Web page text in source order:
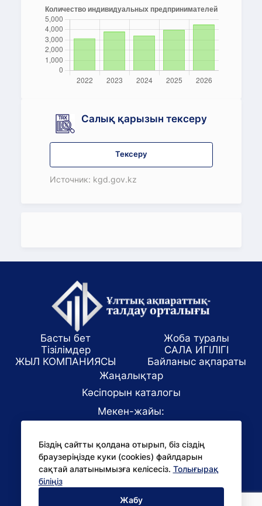
Салық қарызын тексеру
Тексеру
Источник: kgd.gov.kz
Біздің сайтты қолдана отырып, біз сіздің
браузеріңізде куки (cookies) файлдарын
сақтай алатынымызға келісесіз. Толығырақ
біліңіз
Жабу
Басты бет
Жоба туралы
Тізілімдер
САЛА ИГІЛІГІ
ЖЫЛ КОМПАНИЯСЫ
Байланыс ақпараты
Жаңалықтар
Кәсіпорын каталогы
Мекен-жайы:
E-mail:
office@niac.kz
pr@niac.kz